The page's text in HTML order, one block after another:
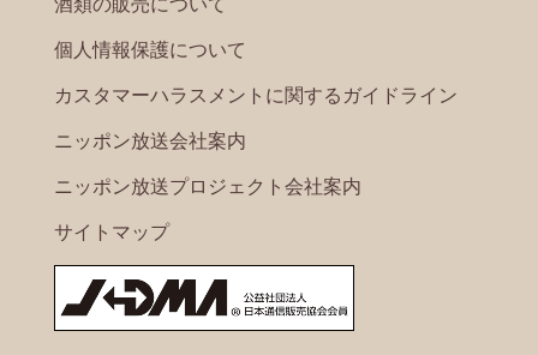
個人情報保護について
カスタマーハラスメントに関するガイドライン
ニッポン放送会社案内
ニッポン放送プロジェクト会社案内
サイトマップ